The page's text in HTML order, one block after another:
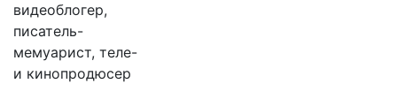
видеоблогер,
писатель-
мемуарист, теле-
и кинопродюсер